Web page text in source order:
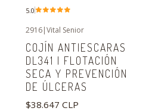
5.0
2916|Vital Senior
COJÍN ANTIESCARAS
DL341 | FLOTACIÓN
SECA Y PREVENCIÓN
DE ÚLCERAS
$38.647 CLP